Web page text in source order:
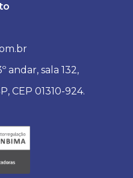
andar, sala 132,
CEP 01310-924.